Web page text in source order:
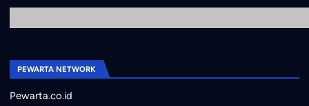
PEWARTA NETWORK
Pewarta.co.id